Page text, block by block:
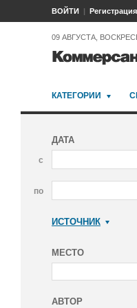
ВОЙТИ Регистрация
09 АВГУСТА,
КАТЕГОРИИ
ДАТА
с
по
ИСТОЧНИК
МЕСТО
АВТОР